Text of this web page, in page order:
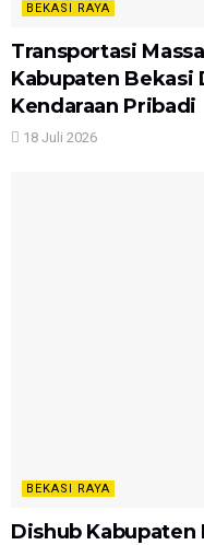
BEKASI RAYA
Transportasi
Kabupaten Bekasi
Kendaraan Pribadi
18 Juli 2026
BEKASI RAYA
Dishub Kabupaten